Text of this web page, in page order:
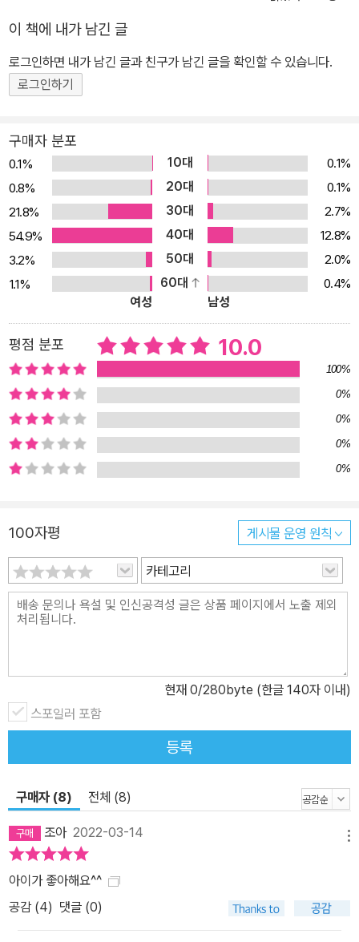
다. 캐릭터는 더 이상 설명이 필요 없는 이 시대 최고의 크리에이터 흔
여 주었습니다. 이렇게 미래의 주역인 아이들을 위한 고품격 과학 입
문서를 개발하겠다는 공통의 목표하에 최고의 제작진들이 모여 전문
미있는 스토리를 읽으면 과학 지식이 저절로 쌓여요! 스토리 따로, 학
습 내용 따로인 과학 학습만화는 이제 그만! 그동안 과학 학습만화는
스토리와 학습 내용이 물과 기름처럼 섞여 아이들이 만화 스토리만
읽고 넘어가는 경우가 많았습니다. 《흔한남매 과학 탐험대》는 학습
정보를 스토리에 절묘하게 녹여 내어, 만화만 봐도 학습 내용이 저절
로 기억날 수 있도록 구성하였습니다. 이제 즐겁게 만화를 읽으며 나
도 모르게 과학 지식을 차곡차곡 쌓아 가세요! 3. 교과서는 기본, 최신
연구에 국내 관련 정보까지! 과학 학습의 기본은 교과서. 초등학교 과
권에 교과서 내용을 모두 담았습니다. 아이들에게 과학 지식을 체계
적으로 전달하기 위해 교육 과정에 맞춰 목차를 구성하고 스토리를
만드는 방식으로 제작하였습니다. 여기에 교과서에는 없지만 아이들
이 흥미를 가질 만한 주제나 최신 연구, 우리나라 관련 정보들을 더해
내용을 더욱 풍성하게 꾸렸습니다. 4. 아이들의 과학 궁금증을 속 시
원히 풀어 줘요! 아이들이 던지는 엉뚱한 질문들은 그 자체로 훌륭한
과학 주제가 됩니다. 편집팀은 기획 단계에서 설문 조사를 실시해 초
장 많이 궁금해하거나 참신한 질문들을 골라 이에 대답하는 형식으로
본문을 꾸몄습니다. 친구들이 가장 궁금해하는 과학 질문은 무엇이었
을까요? 5. 재밌고 알찬 액티비티에 부록 스티커까지! 한 단원이 마
무리되면 앞에서 배운 내용을 바탕으로 구성된 재미있는 액티비티를
풀어 볼 수 있어요. 영양소 찾아 사다리 타기, 몸속 기관 스티커 붙이
기, 으뜸이 뇌 미로 찾기, 스트로베리와 바닐라의 결혼식 장면에서 숨
와 강아지 엄지, 그리고 간식단 스티커까지 드리니 놓치지 마세요!
이 책에 내가 남긴 글
로그인하면 내가 남긴 글과 친구가 남긴 글을 확인할 수 있습니다.
로그인하기
구매자 분포
0.1% 10대
0.1%
0.8%
20대
0.1%
21.8%
30대
2.7%
54.9%
40대
12.8%
3.2%
50대
2.0%
1.1%
60대
0.4%
여성
남성
평점 분포 10.0
100%
0%
0%
0%
0%
100자평 게시물 운영 원칙
카테고리
현재 0/280byte (한글 140자 이내)
스포일러 포함
등록
구매자 (8) 전체 (8)
조아2022-03-14
아이가 좋아해요^^
공감 (4) 댓글 (0)